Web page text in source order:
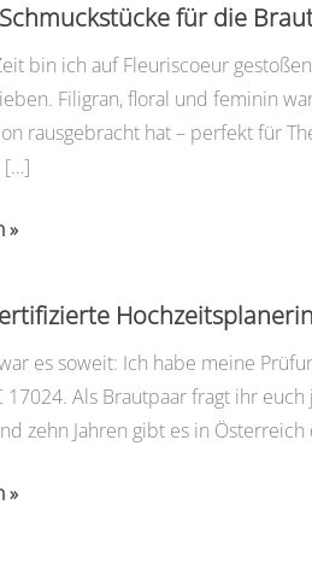
für die
bin ich auf Fleuriscoeur
Filigran, floral und feminin
rausgebracht hat – perfekt für
[…]
»
Hochzeitsplanerin
es soweit: Ich habe meine
17024. Als Brautpaar fragt ihr
zehn Jahren gibt es in Österreich
»